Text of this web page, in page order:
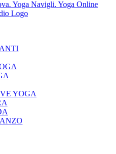
YOGA